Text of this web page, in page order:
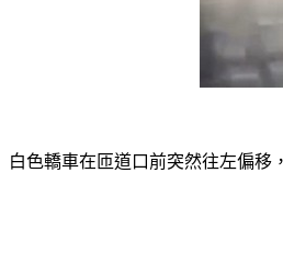
白色轎車在匝道口前突然往左偏移